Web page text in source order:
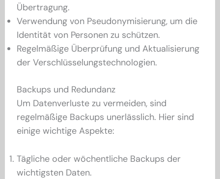
Übertragung.
Verwendung von Pseudonymisierung, um die
Identität von Personen zu schützen.
Regelmäßige Überprüfung und Aktualisierung
der Verschlüsselungstechnologien.
Backups und Redundanz
Um Datenverluste zu vermeiden, sind
regelmäßige Backups unerlässlich. Hier sind
einige wichtige Aspekte:
Tägliche oder wöchentliche Backups der
wichtigsten Daten.